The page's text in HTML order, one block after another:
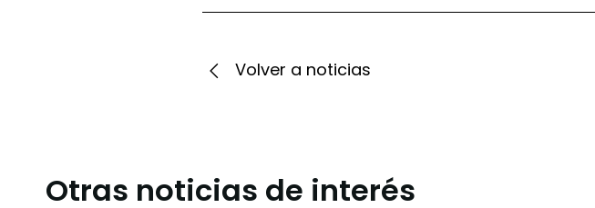
Volver a noticias
Otras noticias de interés